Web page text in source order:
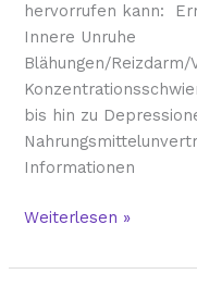
hervorrufen kann:
Innere Unruhe
Blähungen/
bis hin zu
Informationen
Weiterlesen »